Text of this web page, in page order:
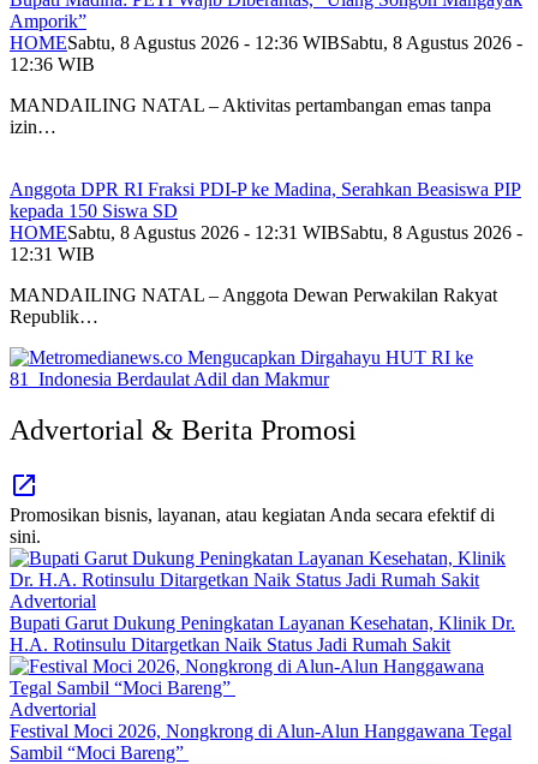
Amporik”
HOMESabtu, 8 Agustus 2026 - 12:36 WIBSabtu, 8 Agustus 2026 -
12:36 WIB
MANDAILING NATAL – Aktivitas pertambangan emas tanpa
izin…
Anggota DPR RI Fraksi PDI-P ke Madina, Serahkan Beasiswa PIP
kepada 150 Siswa SD
HOMESabtu, 8 Agustus 2026 - 12:31 WIBSabtu, 8 Agustus 2026 -
12:31 WIB
MANDAILING NATAL – Anggota Dewan Perwakilan Rakyat
Republik…
Advertorial & Berita Promosi
Promosikan bisnis, layanan, atau kegiatan Anda secara efektif di
sini.
Advertorial
Bupati Garut Dukung Peningkatan Layanan Kesehatan, Klinik Dr.
H.A. Rotinsulu Ditargetkan Naik Status Jadi Rumah Sakit
Advertorial
Festival Moci 2026, Nongkrong di Alun-Alun Hanggawana Tegal
Sambil “Moci Bareng”